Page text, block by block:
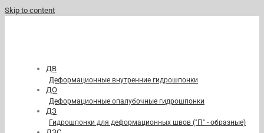
Skip to content
ДВ
Деформационные внутренние гидрошпонки
ДО
Деформационные опалубочные гидрошпонки
ДЗ
Гидрошпонки для деформационных швов ("П" - образные)